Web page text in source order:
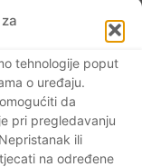
tehnologije poput
o uređaju.
da
pri pregledavanju
ili
na određene
osvajanja
i srpski
su pet i pol